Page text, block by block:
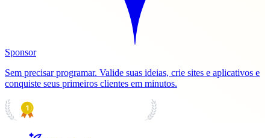
Sponsor
Sem precisar programar. Valide suas ideias, crie sites e aplicativos e
conquiste seus primeiros clientes em minutos.